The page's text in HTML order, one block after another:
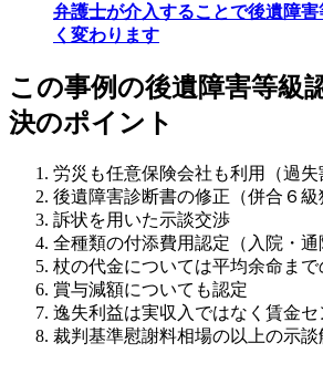
弁護士が介入することで後遺障
く変わります
この事例の後遺障害等級
決のポイント
労災も任意保険会社も利用（過失
後遺障害診断書の修正（併合６級
訴状を用いた示談交渉
全種類の付添費用認定（入院・通
杖の代金については平均余命ま
賞与減額についても認定
逸失利益は実収入ではなく賃金セ
裁判基準慰謝料相場の以上の示談